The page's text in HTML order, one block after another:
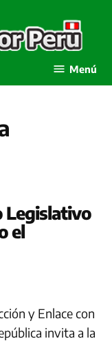
Menú
Legislativo
el
y Enlace con
invita a la